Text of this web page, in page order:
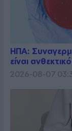
ΗΠΑ:
είναι
2026-08-07